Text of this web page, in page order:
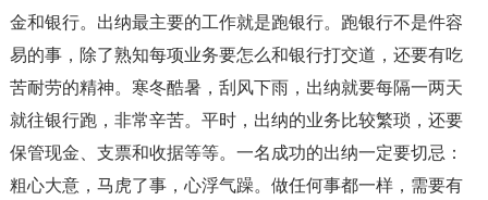
金和银行。出纳最主要的工作就是跑银行。跑银行不是件容
易的事，除了熟知每项业务要怎么和银行打交道，还要有吃
苦耐劳的精神。寒冬酷暑，刮风下雨，出纳就要每隔一两天
就往银行跑，非常辛苦。平时，出纳的业务比较繁琐，还要
保管现金、支票和收据等等。一名成功的出纳一定要切忌：
粗心大意，马虎了事，心浮气躁。做任何事都一样，需要有